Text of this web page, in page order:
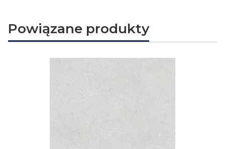
Powiązane produkty